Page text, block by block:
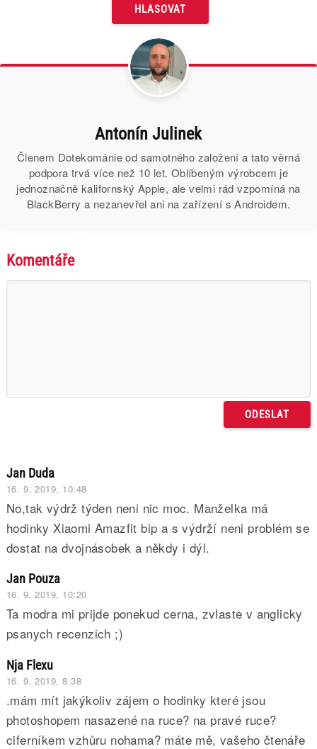
Antonín Julinek
Členem Dotekománie od samotného založení a tato věrná
podpora trvá více než 10 let. Oblíbeným výrobcem je
jednoznačně kalifornský Apple, ale velmi rád vzpomíná na
BlackBerry a nezanevřel ani na zařízení s Androidem.
Komentáře
Jan Duda
16. 9. 2019, 10:48
No,tak výdrž týden neni nic moc. Manželka má
hodinky Xiaomi Amazfit bip a s výdrží neni problém se
dostat na dvojnásobek a někdy i dýl.
Jan Pouza
16. 9. 2019, 10:20
Ta modra mi prijde ponekud cerna, zvlaste v anglicky
psanych recenzich ;)
Nja Flexu
16. 9. 2019, 8:38
.mám mít jakýkoliv zájem o hodinky které jsou
photoshopem nasazené na ruce? na pravé ruce?
ciferníkem vzhůru nohama? máte mě, vašeho čtenáře